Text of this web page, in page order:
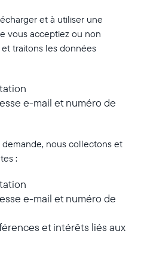
et à utiliser une
vous acceptiez ou non
traitons les données
e-mail et numéro de
nous collectons et
:
e-mail et numéro de
et intérêts liés aux